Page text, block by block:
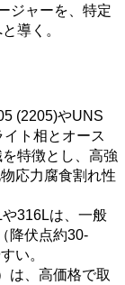
ジャーを、特定
導く。
(2205)やUNS
ト相とオース
特徴とし、高強
応力腐食割れ性
316Lは、一般
降伏点約30-
い。
は、高価格で取